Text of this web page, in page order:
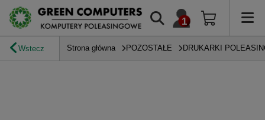
Wstecz Strona główna POZOSTAŁE DRUKARKI